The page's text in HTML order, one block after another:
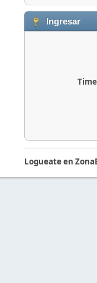
Ingresar
Logueate en